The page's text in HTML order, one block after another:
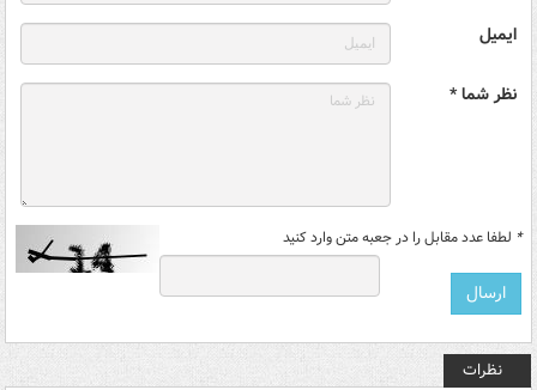
ایمیل
نظر شما *
* لطفا عدد مقابل را در جعبه متن وارد کنید
نظرات